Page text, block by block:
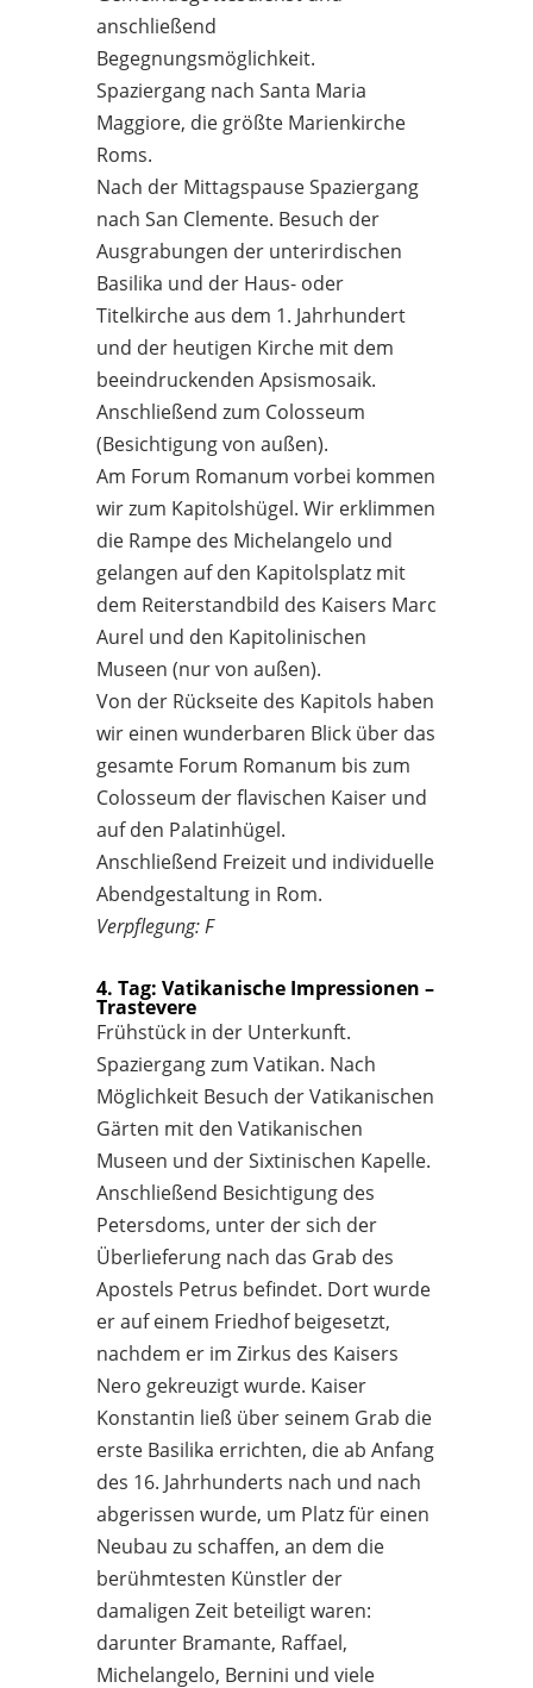
anschließend
Begegnungsmöglichkeit.
Spaziergang nach Santa Maria
Maggiore, die größte Marienkirche
Roms.
Nach der Mittagspause Spaziergang
nach San Clemente. Besuch der
Ausgrabungen der unterirdischen
Basilika und der Haus- oder
Titelkirche aus dem 1. Jahrhundert
und der heutigen Kirche mit dem
beeindruckenden Apsismosaik.
Anschließend zum Colosseum
(Besichtigung von außen).
Am Forum Romanum vorbei kommen
wir zum Kapitolshügel. Wir erklimmen
die Rampe des Michelangelo und
gelangen auf den Kapitolsplatz mit
dem Reiterstandbild des Kaisers Marc
Aurel und den Kapitolinischen
Museen (nur von außen).
Von der Rückseite des Kapitols haben
wir einen wunderbaren Blick über das
gesamte Forum Romanum bis zum
Colosseum der flavischen Kaiser und
auf den Palatinhügel.
Anschließend Freizeit und individuelle
Abendgestaltung in Rom.
Verpflegung: F
4. Tag: Vatikanische Impressionen –
Trastevere
Frühstück in der Unterkunft.
Spaziergang zum Vatikan. Nach
Möglichkeit Besuch der Vatikanischen
Gärten mit den Vatikanischen
Museen und der Sixtinischen Kapelle.
Anschließend Besichtigung des
Petersdoms, unter der sich der
Überlieferung nach das Grab des
Apostels Petrus befindet. Dort wurde
er auf einem Friedhof beigesetzt,
nachdem er im Zirkus des Kaisers
Nero gekreuzigt wurde. Kaiser
Konstantin ließ über seinem Grab die
erste Basilika errichten, die ab Anfang
des 16. Jahrhunderts nach und nach
abgerissen wurde, um Platz für einen
Neubau zu schaffen, an dem die
berühmtesten Künstler der
damaligen Zeit beteiligt waren:
darunter Bramante, Raffael,
Michelangelo, Bernini und viele